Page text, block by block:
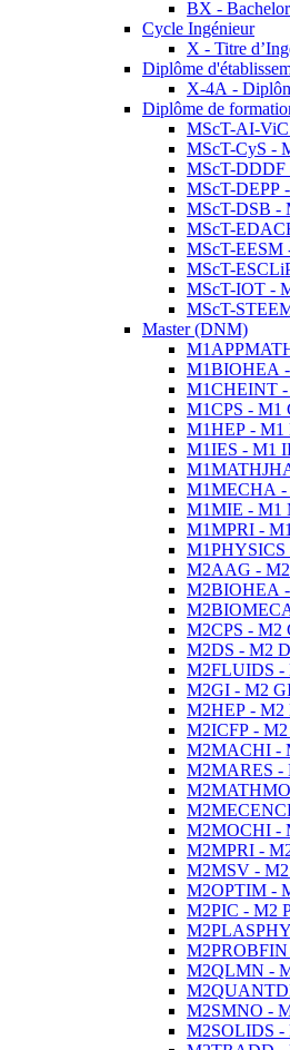
BX -
Cycle Ingénieur
X - Titre
Diplôme
X-4A -
Diplôme de
MScT-AI-ViC
MScT-CyS -
MScT-DDDF
MScT-DEPP
MScT-DSB -
MScT-
MScT-EESM
MScT-
MScT-IOT -
MScT-
Master (DNM)
M1BIOHEA -
M1CHEINT -
M1CPS - M1
M1HEP - M1
M1IES - M1
M1MECHA -
M1MIE - M1
M1MPRI -
M1PHYSICS
M2AAG - M2
M2BIOHEA -
M2CPS - M2
M2DS - M2
M2FLUIDS -
M2GI - M2
M2HEP - M2
M2ICFP - M2
M2MACHI -
M2MARES -
M2MOCHI -
M2MPRI -
M2MSV - M2
M2OPTIM -
M2PIC - M2
M2PROBFIN
M2QLMN -
M2SMNO -
M2SOLIDS -